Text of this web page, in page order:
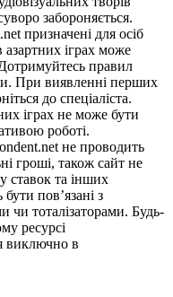
забороняється.
призначені для осіб
іграх може
правил
При виявленні перших
до спеціаліста.
іграх не може бути
роботі.
не проводить
гроші, також сайт не
ставок та інших
пов’язані з
чи тоталізаторами. Будь-
ресурсі
виключно в